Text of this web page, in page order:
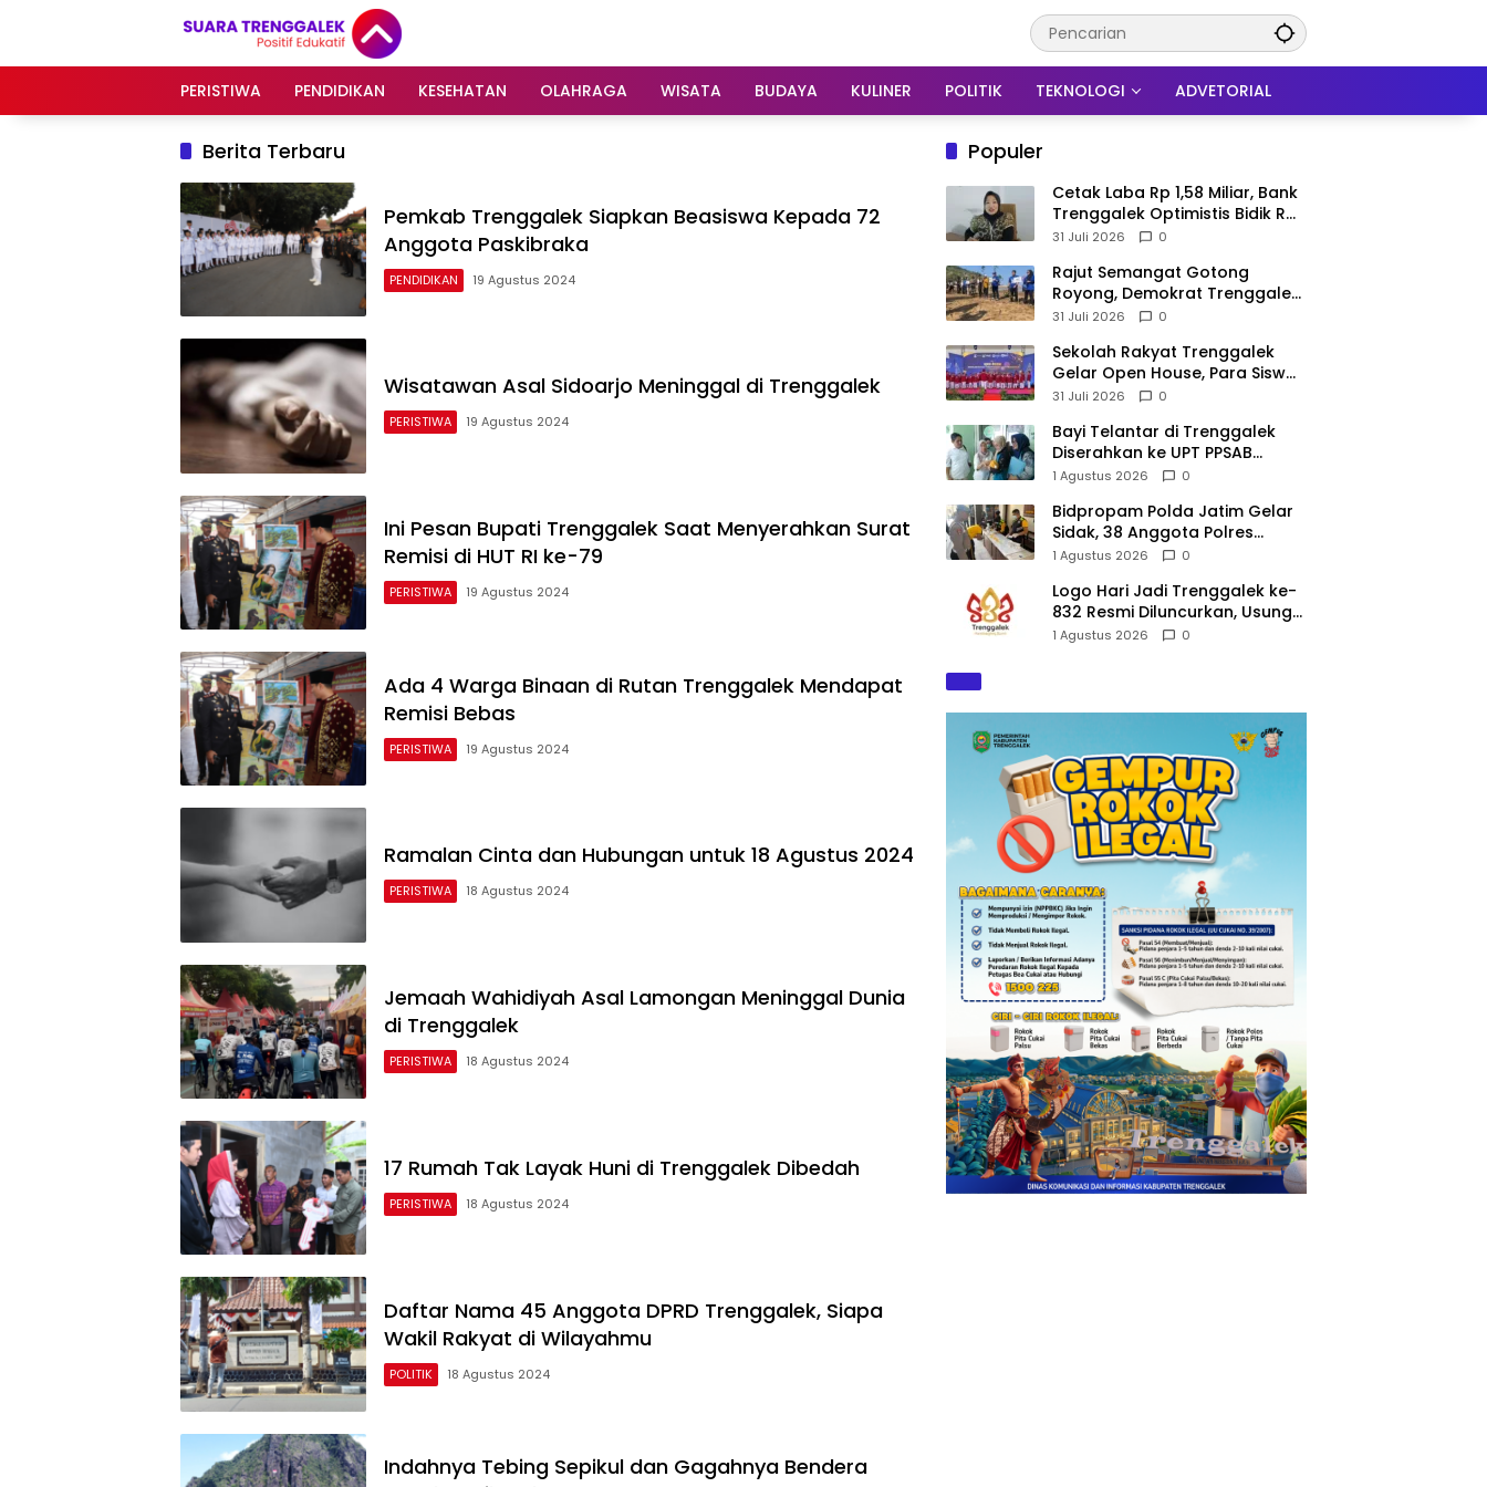
PERISTIWA
PENDIDIKAN KESEHATAN OLAHRAGA WISATA BUDAYA KULINER POLITIK TEKNOLOGI ADVETORIAL
Berita Terbaru
Pemkab Trenggalek Siapkan Beasiswa Kepada 72
Anggota Paskibraka
PENDIDIKAN 19 Agustus 2024
Wisatawan Asal Sidoarjo Meninggal di Trenggalek
PERISTIWA 19 Agustus 2024
Ini Pesan Bupati Trenggalek Saat Menyerahkan Surat
Remisi di HUT RI ke-79
PERISTIWA 19 Agustus 2024
Suara
Trenggalek
Ada 4 Warga Binaan di Rutan Trenggalek Mendapat
Remisi Bebas
PERISTIWA 19 Agustus 2024
Ramalan Cinta dan Hubungan untuk 18 Agustus 2024
PERISTIWA 18 Agustus 2024
Jemaah Wahidiyah Asal Lamongan Meninggal Dunia
di Trenggalek
PERISTIWA 18 Agustus 2024
17 Rumah Tak Layak Huni di Trenggalek Dibedah
PERISTIWA 18 Agustus 2024
Daftar Nama 45 Anggota DPRD Trenggalek, Siapa
Wakil Rakyat di Wilayahmu
POLITIK 18 Agustus 2024
Indahnya Tebing Sepikul dan Gagahnya Bendera
Populer
Cetak Laba Rp 1,58 Miliar, Bank
Trenggalek Optimistis Bidik Rp
3 Miliar hingga Akhir Tahun
31 Juli 2026 0
​Rajut Semangat Gotong
Royong, Demokrat Trenggalek
Gaungkan Gerakan Langit Biru
31 Juli 2026 0
Sekolah Rakyat Trenggalek
Gelar Open House, Para Siswa
Mulai Tempati Gedung Baru
31 Juli 2026 0
Bayi Telantar di Trenggalek
Diserahkan ke UPT PPSAB
Sidoarjo, Belum Bisa Langsung
1 Agustus 2026 0
Bidpropam Polda Jatim Gelar
Sidak, 38 Anggota Polres
Trenggalek di Tes Urine
1 Agustus 2026 0
Logo Hari Jadi Trenggalek ke-
832 Resmi Diluncurkan, Usung
Tema “Hambeging Bumi”
1 Agustus 2026 0